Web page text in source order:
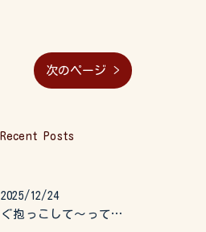
次のページ >
Recent Posts
2025/12/24
すぐ抱っこして〜って言うので、抱っこ紐に入れてゆらゆら☺️